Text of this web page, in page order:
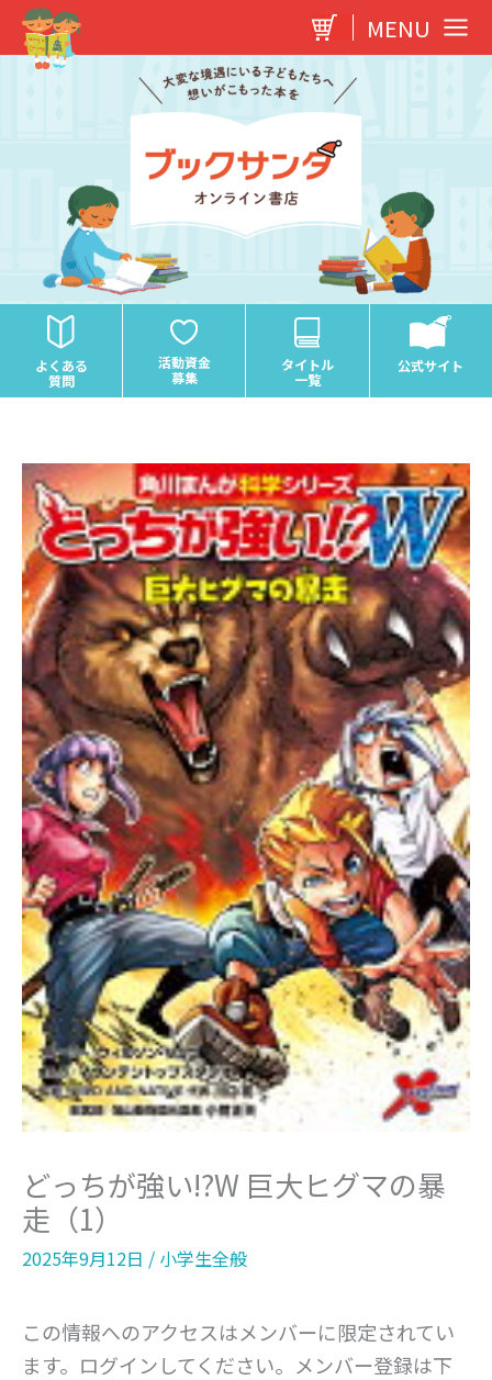
容
MENU
よくある
質問
活動資金
募集
タイトル
一覧
公式サイト
どっちが強い!?W 巨大ヒグマの暴
走（1）
2025年9月12日 / 小学生全般
この情報へのアクセスはメンバーに限定されてい
ます。ログインしてください。メンバー登録は下